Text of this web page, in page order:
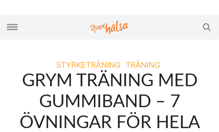
STYRKETRÄNING TRÄNING
GRYM TRÄNING MED
GUMMIBAND – 7
ÖVNINGAR FÖR HELA